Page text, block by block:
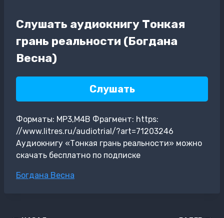
Слушать аудиокнигу Тонкая
грань реальности (Богдана
Весна)
Слушать
Форматы: MP3,M4B Фрагмент: https:
//www.litres.ru/audiotrial/?art=71203246
Аудиокнигу «Тонкая грань реальности» можно
скачать бесплатно по подписке
Метки
Богдана Весна